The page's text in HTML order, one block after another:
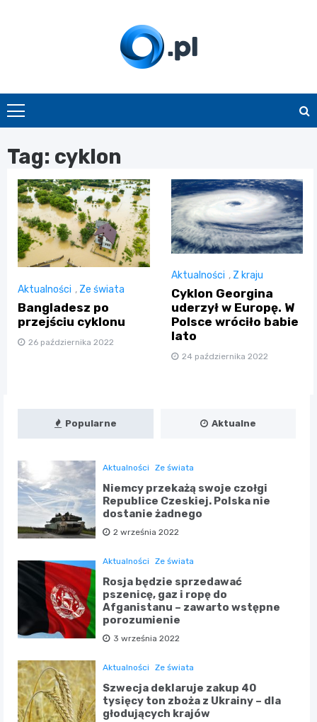
O.pl
Tag: cyklon
Aktualności , Ze świata
Bangladesz po
przejściu cyklonu
26 października 2022
Aktualności , Z kraju
Cyklon Georgina
uderzył w Europę. W
Polsce wróciło babie
lato
24 października 2022
Popularne Aktualne
Aktualności Ze świata
Niemcy przekażą swoje czołgi
Republice Czeskiej. Polska nie
dostanie żadnego
2 września 2022
Aktualności Ze świata
Rosja będzie sprzedawać
pszenicę, gaz i ropę do
Afganistanu – zawarto wstępne
porozumienie
3 września 2022
Aktualności Ze świata
Szwecja deklaruje zakup 40
tysięcy ton zboża z Ukrainy – dla
głodujących krajów